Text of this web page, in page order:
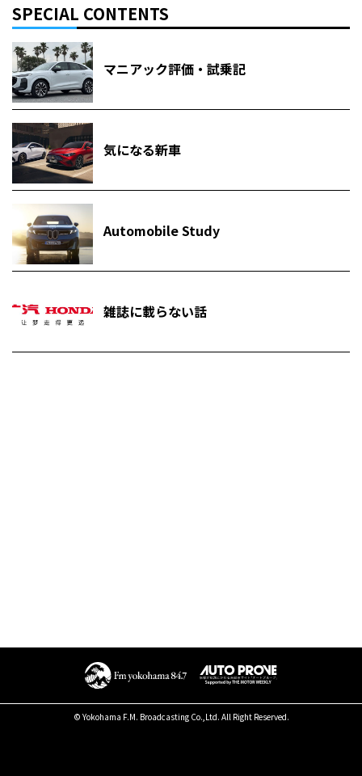
SPECIAL CONTENTS
マニアック評価・試乗記
気になる新車
Automobile Study
雑誌に載らない話
© Yokohama F.M. Broadcasting Co.,Ltd. All Right Reserved.